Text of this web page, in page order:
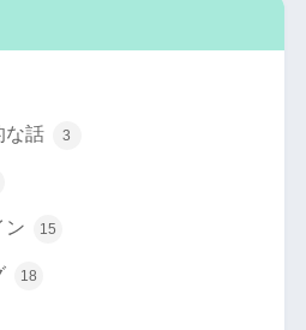
な話 3
ン 15
18